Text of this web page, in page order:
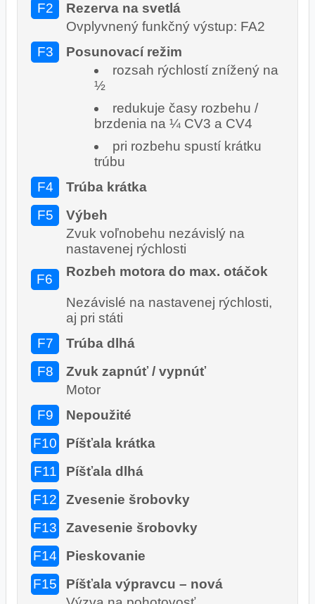
F2
Rezerva na svetlá
Ovplyvnený funkčný výstup: FA2
F3
Posunovací režim
rozsah rýchlostí znížený na
½
redukuje časy rozbehu /
brzdenia na ¼ CV3 a CV4
pri rozbehu spustí krátku
trúbu
F4
Trúba krátka
F5
Výbeh
Zvuk voľnobehu nezávislý na
nastavenej rýchlosti
F6
Rozbeh motora do max. otáčok
Nezávislé na nastavenej rýchlosti,
aj pri státi
F7
Trúba dlhá
F8
Zvuk zapnúť / vypnúť
Motor
F9
Nepoužité
F10
Píšťala krátka
F11
Píšťala dlhá
F12
Zvesenie šrobovky
F13
Zavesenie šrobovky
F14
Pieskovanie
F15
Píšťala výpravcu – nová